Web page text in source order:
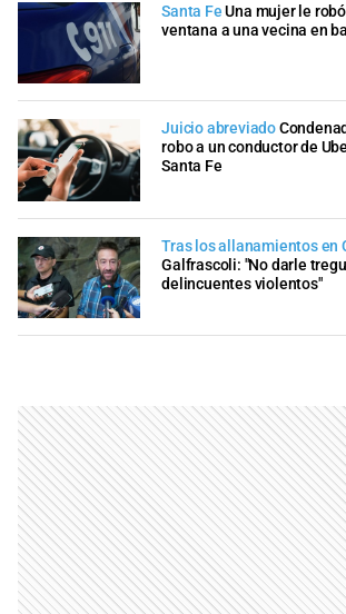
Santa Fe Una mujer le
ventana a una vecina en
Juicio abreviado
robo a un conductor de
Santa Fe
Tras los allanamientos en
Galfrascoli: "No darle
delincuentes violentos"